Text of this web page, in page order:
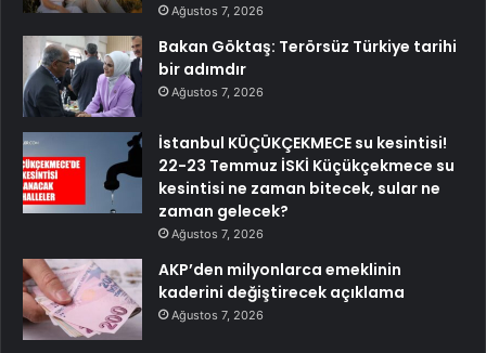
Ağustos 7, 2026
Bakan Göktaş: Terörsüz Türkiye tarihi
bir adımdır
Ağustos 7, 2026
İstanbul KÜÇÜKÇEKMECE su kesintisi!
22-23 Temmuz İSKİ Küçükçekmece su
kesintisi ne zaman bitecek, sular ne
zaman gelecek?
Ağustos 7, 2026
AKP’den milyonlarca emeklinin
kaderini değiştirecek açıklama
Ağustos 7, 2026